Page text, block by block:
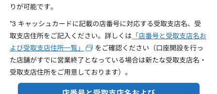
りが可能です。
*3 キャッシュカードに記載の店番号に対応する受取支店名、受
取支店住所をご記入ください。詳しくは 「店番号と受取支店名お
よび受取支店住所一覧」
をご確認ください（口座開設を行っ
た店舗がすでに営業終了となっている場合は新たな受取支店名・
受取支店住所をご用意しております）。